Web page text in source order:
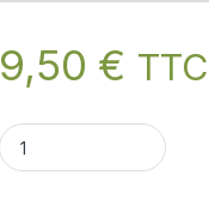
9,50 € TTC
VICCO TURMERIC (crème